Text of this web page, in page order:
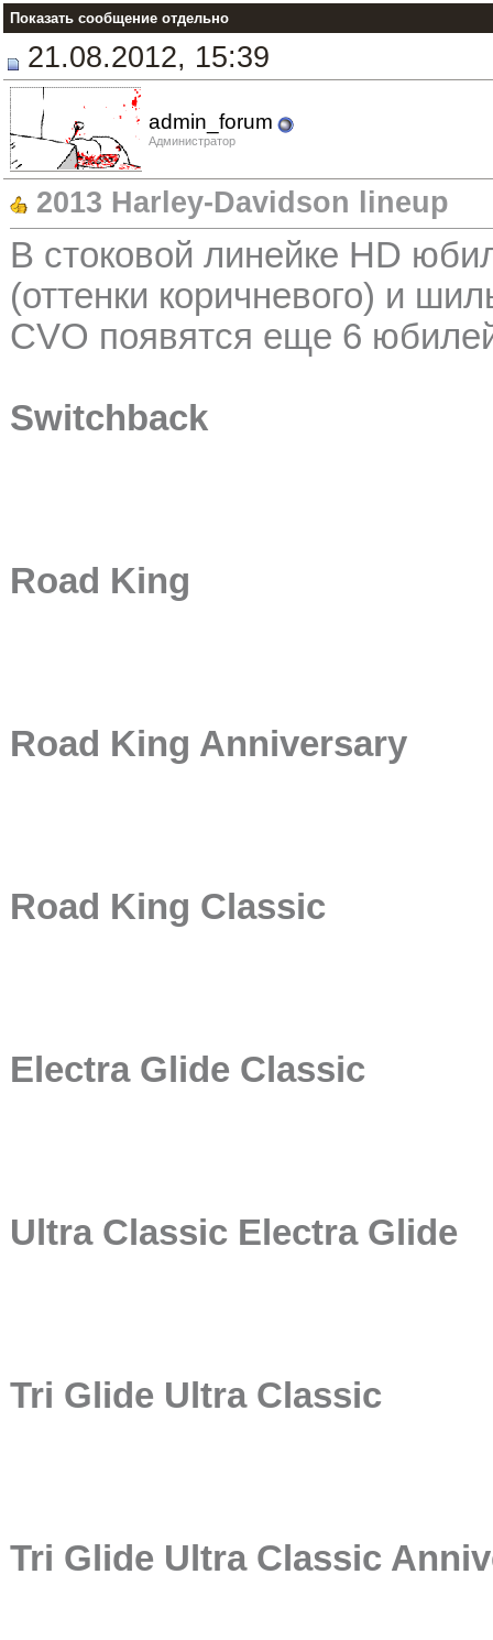
Показать сообщение отдельно
21.08.2012, 15:39
admin_forum
Администратор
2013 Harley-Davidson lineup
В стоковой линейке HD
(оттенки коричневого) и
CVO появятся еще 6
Switchback
Road King
Road King Anniversary
Road King Classic
Electra Glide Classic
Ultra Classic Electra Glide
Tri Glide Ultra Classic
Tri Glide Ultra Classic